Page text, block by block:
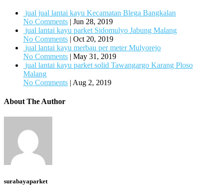
jual jual lantai kayu Kecamatan Blega Bangkalan
No Comments | Jun 28, 2019
jual lantai kayu parket Sidomulyo Jabung Malang
No Comments | Oct 20, 2019
jual lantai kayu merbau per meter Mulyorejo
No Comments | May 31, 2019
jual lantai kayu parket solid Tawangargo Karang Ploso
Malang
No Comments | Aug 2, 2019
About The Author
surabayaparket